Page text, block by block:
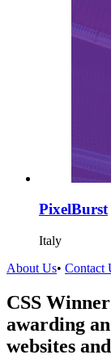
PixelBurst
Italy
About Us• Contact
CSS
awarding
websites